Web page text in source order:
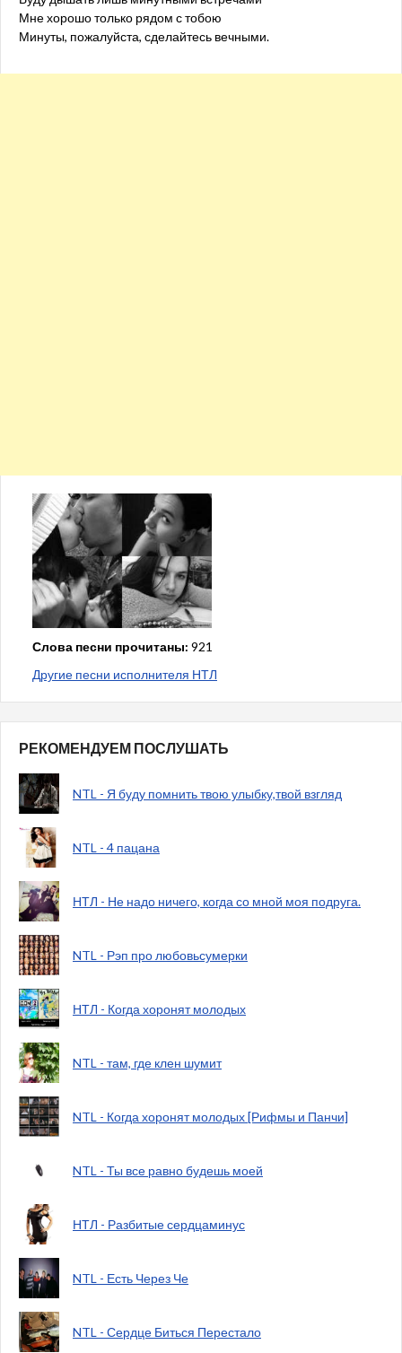
Мне хорошо только рядом с тобою
Минуты, пожалуйста, сделайтесь вечными.
Слова песни прочитаны: 921
Другие песни исполнителя НТЛ
РЕКОМЕНДУЕМ ПОСЛУШАТЬ
NTL - Я буду помнить твою улыбку,твой взгляд
NTL - 4 пацана
НТЛ - Не надо ничего, когда со мной моя подруга.
NTL - Рэп про любовьсумерки
НТЛ - Когда хоронят молодых
NTL - там, где клен шумит
NTL - Когда хоронят молодых [Рифмы и Панчи]
NTL - Ты все равно будешь моей
НТЛ - Разбитые сердцаминус
NTL - Есть Через Че
NTL - Сердце Биться Перестало